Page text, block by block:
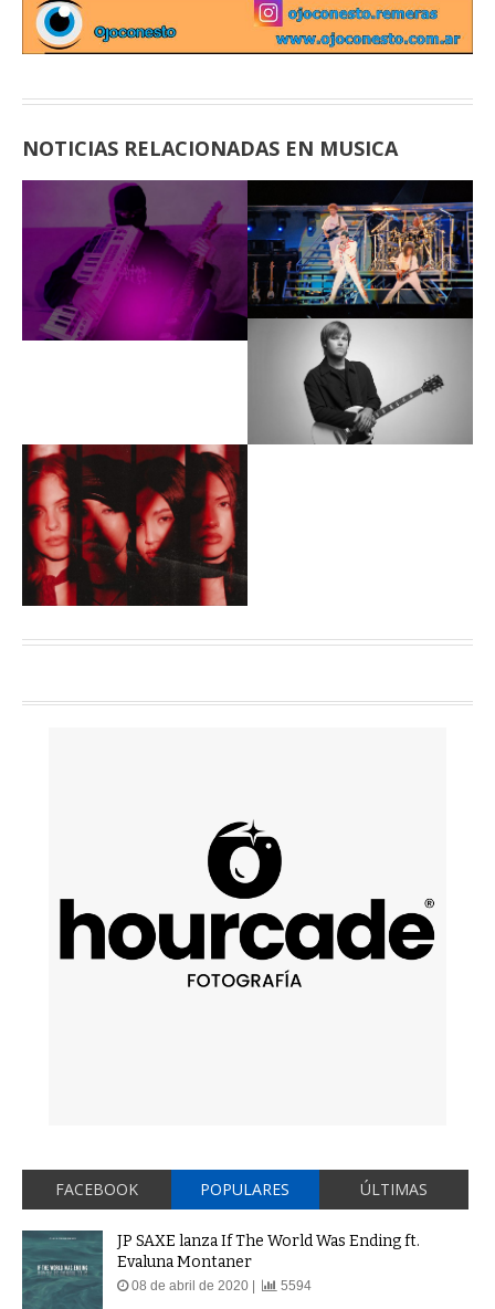
NOTICIAS RELACIONADAS EN MUSICA
FACEBOOK POPULARES ÚLTIMAS
JP SAXE lanza If The World Was Ending ft.
Evaluna Montaner
08 de abril de 2020 | 5594